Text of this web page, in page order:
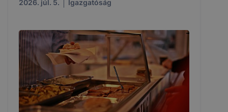
2026. júl. 5. Igazgatóság